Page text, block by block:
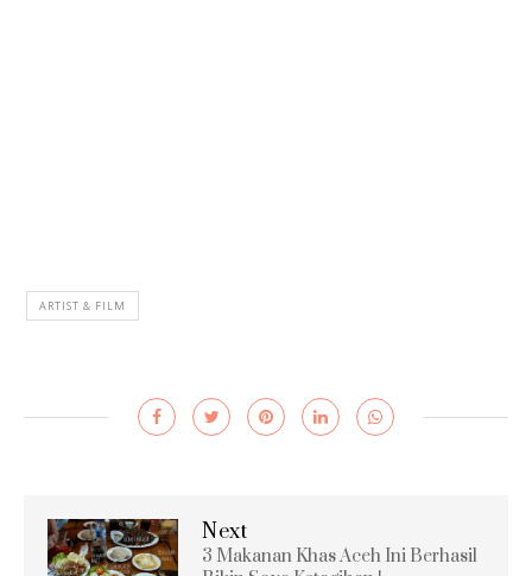
ARTIST & FILM
Next
3 Makanan Khas Aceh Ini Berhasil